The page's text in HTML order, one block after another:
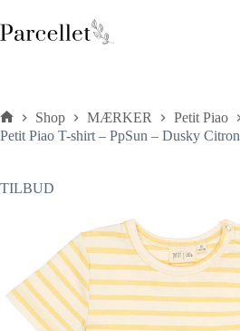
til
indhold
Forside
Shop MÆRKER
Petit Piao
Petit Piao T-shirt – PpSun – Dusky Citron
TILBUD